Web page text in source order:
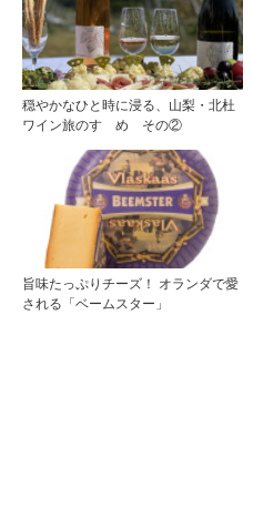
穏やかなひと時に浸る、山梨・北杜
ワイン旅のすゝめ その②
旨味たっぷりチーズ！ オランダで愛
される「ベームスター」